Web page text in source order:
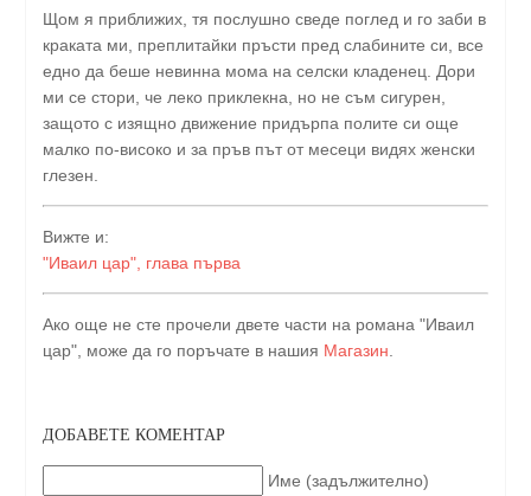
Щом я приближих, тя послушно сведе поглед и го заби в
краката ми, преплитайки пръсти пред слабините си, все
едно да беше невинна мома на селски кладенец. Дори
ми се стори, че леко приклекна, но не съм сигурен,
защото с изящно движение придърпа полите си още
малко по-високо и за пръв път от месеци видях женски
глезен.
Вижте и:
"Иваил цар", глава първа
Ако още не сте прочели двете части на романа "Иваил
цар", може да го поръчате в нашия Магазин
ДОБАВЕТЕ КОМЕНТАР
Име (задължително)